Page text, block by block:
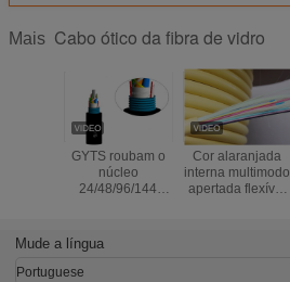
Mais Cabo ótico da fibra de vidro
GYTS roubam o
núcleo
24/48/96/144
ótico da fibra de
manutenção
Cor alaranjada
interna multimodo
apertada flexível
Mude a língua
Portuguese